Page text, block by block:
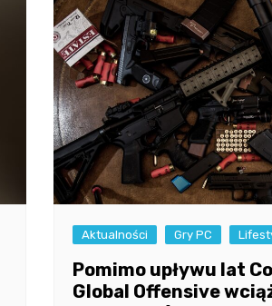
Aktualności Gry PC
Pomimo upływu lat
Global Offensive